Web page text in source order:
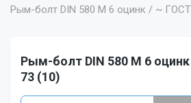
Рым-болт DIN 580 M 6 оцинк / ~
Рым-болт DIN 580 M 6
73 (10)